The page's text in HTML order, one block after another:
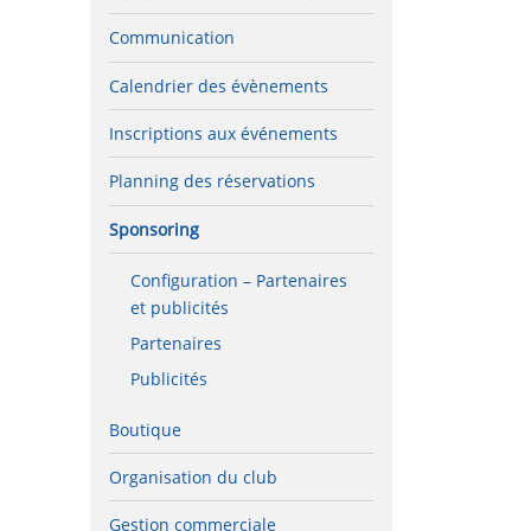
Communication
Calendrier des évènements
Inscriptions aux événements
Planning des réservations
Sponsoring
Configuration – Partenaires
et publicités
Partenaires
Publicités
Boutique
Organisation du club
Gestion commerciale